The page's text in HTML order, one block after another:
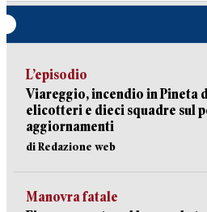
L’episodio
Viareggio, incendio in Pineta
elicotteri e dieci squadre sul
aggiornamenti
di Redazione web
Manovra fatale